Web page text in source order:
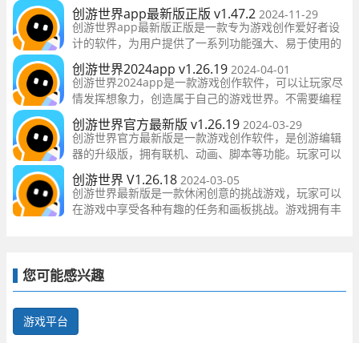
了更多强大而简单易用的功能，包括联机、动画和脚本
等。
创游世界app最新版正版 v1.47.2 2024-11-29
创游世界app最新版正版是一款专为游戏创作爱好者设
计的软件，为用户提供了一系列功能强大、易于使用的
工具。无论您是游戏制作的新手还是经验丰富的开发
者，都可以通过这款软件轻松创作出自己的游戏
创游世界2024app v1.26.19 2024-04-01
创游世界2024app是一款游戏创作软件，可以让玩家尽
情发挥想象力，创造属于自己的游戏世界。不需要编程
基础知识，用户可以通过软件提供的丰富素材和功能，
设计各种不同类型的游戏，实现自己的创意。
创游世界官方最新版 v1.26.19 2024-03-29
创游世界官方最新版是一款游戏创作软件，是创游编辑
器的升级版，拥有联机、动画、脚本等功能。玩家可以
利用这款软件实现自己的创意，设计游戏场景、角色和
玩法，同时可以与其他创作者分享作品，一起创造丰富
多彩
创游世界 V1.26.18 2024-03-05
创游世界最新版是一款休闲创意的挑战游戏，玩家可以
在游戏中享受各种有趣的任务和画板挑战。游戏拥有丰
您可能感兴趣
游戏平台